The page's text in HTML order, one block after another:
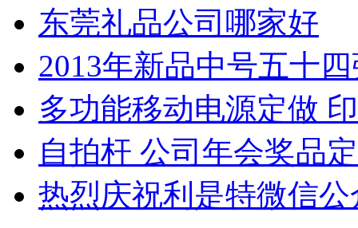
东莞礼品公司哪家好
2013年新品中号五十
多功能移动电源定做
自拍杆 公司年会奖品
热烈庆祝利是特微信